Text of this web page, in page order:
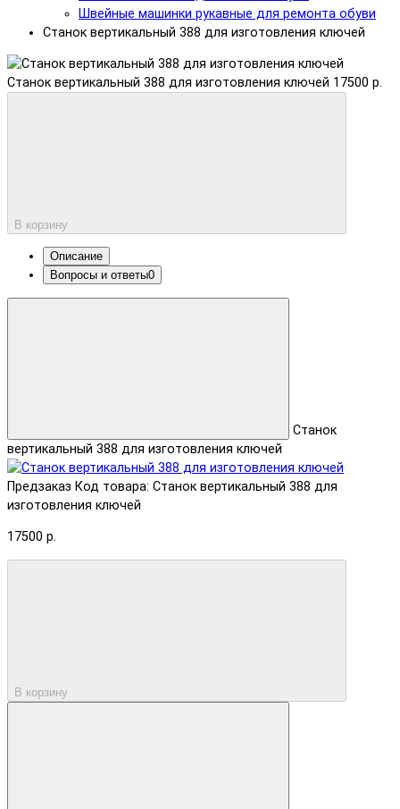
Швейные машинки рукавные для ремонта обуви
Станок вертикальный 388 для изготовления ключей
Станок вертикальный 388 для изготовления ключей 17500 р.
В корзину
Описание
Вопросы и ответы0
Станок
вертикальный 388 для изготовления ключей
Предзаказ Код товара: Станок вертикальный 388 для
изготовления ключей
17500 р.
В корзину